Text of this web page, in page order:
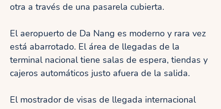
otra a través de una pasarela cubierta.
El aeropuerto de Da Nang es moderno y rara vez
está abarrotado. El área de llegadas de la
terminal nacional tiene salas de espera, tiendas y
cajeros automáticos justo afuera de la salida.
El mostrador de visas de llegada internacional